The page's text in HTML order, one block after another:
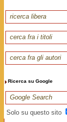
Ricerca su Google
Solo su questo sito